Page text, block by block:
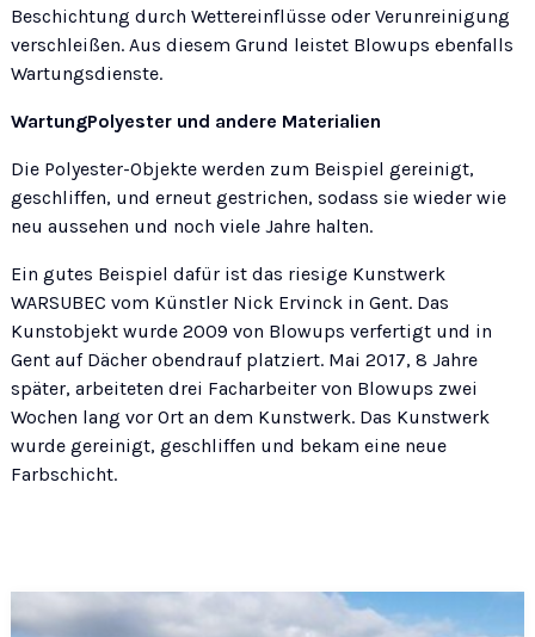
Beschichtung durch Wettereinflüsse oder Verunreinigung
verschleißen. Aus diesem Grund leistet Blowups ebenfalls
Wartungsdienste.
WartungPolyester und andere Materialien
Die Polyester-Objekte werden zum Beispiel gereinigt,
geschliffen, und erneut gestrichen, sodass sie wieder wie
neu aussehen und noch viele Jahre halten.
Ein gutes Beispiel dafür ist das riesige Kunstwerk
WARSUBEC vom Künstler Nick Ervinck in Gent. Das
Kunstobjekt wurde 2009 von Blowups verfertigt und in
Gent auf Dächer obendrauf platziert. Mai 2017, 8 Jahre
später, arbeiteten drei Facharbeiter von Blowups zwei
Wochen lang vor Ort an dem Kunstwerk. Das Kunstwerk
wurde gereinigt, geschliffen und bekam eine neue
Farbschicht.